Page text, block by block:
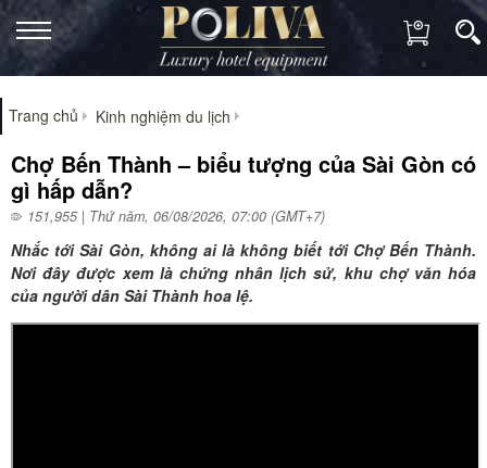
Trang chủ Kinh nghiệm du lịch
Chợ Bến Thành – biểu tượng của Sài Gòn có
gì hấp dẫn?
151,955 | Thứ năm, 06/08/2026, 07:00 (GMT+7)
Nhắc tới Sài Gòn, không ai là không biết tới Chợ Bến Thành.
Nơi đây được xem là chứng nhân lịch sử, khu chợ văn hóa
của người dân Sài Thành hoa lệ.